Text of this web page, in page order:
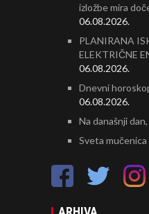
izložbe mira
06.08.2026.
PLANIRANA
ELEKTRIČNE
06.08.2026.
Dnevni
06.08.2026.
Na današnji
Sveta